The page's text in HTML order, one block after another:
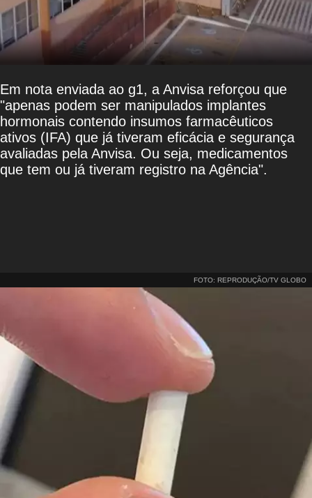
Em nota enviada ao g1, a Anvisa reforçou que
"apenas podem ser manipulados implantes
hormonais contendo insumos farmacêuticos
ativos (IFA) que já tiveram eficácia e segurança
avaliadas pela Anvisa. Ou seja, medicamentos
que tem ou já tiveram registro na Agência".
FOTO: REPRODUÇÃO/TV GLOBO